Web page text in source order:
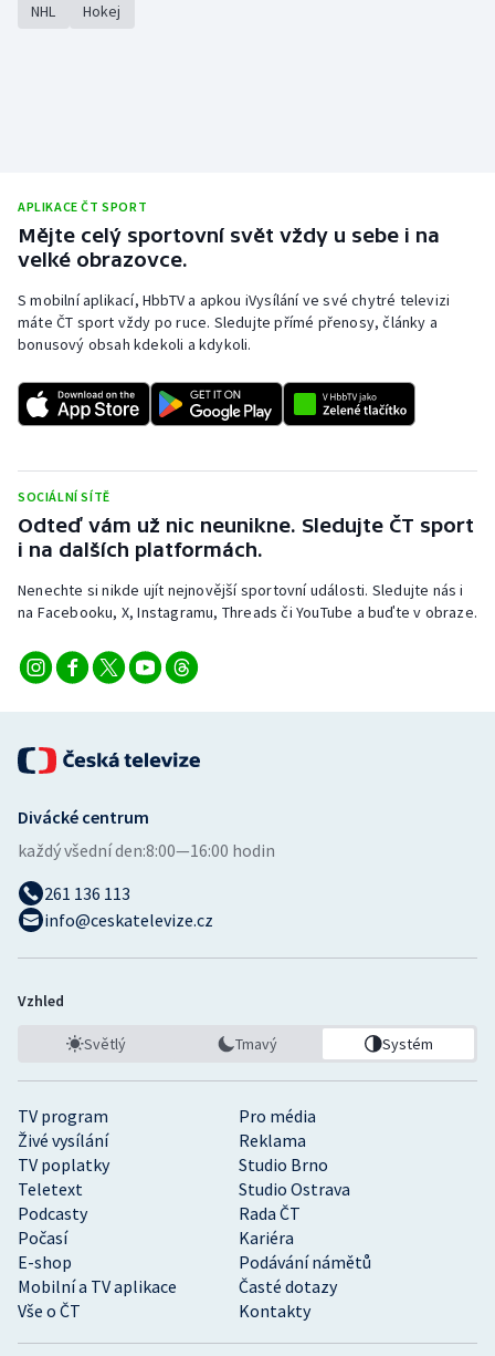
NHL Hokej
APLIKACE ČT SPORT
Mějte celý sportovní svět vždy u sebe i na
velké obrazovce.
S mobilní aplikací, HbbTV a apkou iVysílání ve své chytré televizi
máte ČT sport vždy po ruce. Sledujte přímé přenosy, články a
bonusový obsah kdekoli a kdykoli.
SOCIÁLNÍ SÍTĚ
Odteď vám už nic neunikne. Sledujte ČT sport
i na dalších platformách.
Nenechte si nikde ujít nejnovější sportovní události. Sledujte nás i
na Facebooku, X, Instagramu, Threads či YouTube a buďte v obraze.
TV program
Pro média
Živé vysílání
Reklama
TV poplatky
Studio Brno
Teletext
Studio Ostrava
Podcasty
Rada ČT
Počasí
Kariéra
E-shop
Podávání námětů
Mobilní a TV aplikace
Časté dotazy
Vše o ČT
Kontakty
Divácké centrum
každý všední den:8:00—16:00 hodin
261 136 113
info@ceskatelevize.cz
Vzhled
Světlý Tmavý Systém